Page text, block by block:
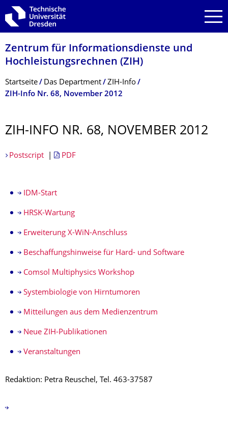
Zur Hauptnavigation springen
Zur Suche springen
Zum Inhalt springen
Zentrum für Informations­dienste und
Hochleistungs­rechnen (ZIH)
Breadcrumb-Menü
Startseite Das Department
ZIH-Info
ZIH-Info Nr. 68, November 2012
ZIH-INFO NR. 68, NOVEMBER 2012
Postscript| PDF
IDM-Start
HRSK-Wartung
Erweiterung X-WiN-Anschluss
Beschaffungshinweise für Hard- und Software
Comsol Multiphysics Workshop
Systembiologie von Hirntumoren
Mitteilungen aus dem Medienzentrum
Neue ZIH-Publikationen
Veranstaltungen
Redaktion: Petra Reuschel, Tel. 463-37587